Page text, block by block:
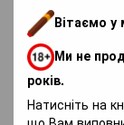
Вітаємо у
Ми не
років.
Натисніть на
Фортеця
Помірна.
Післясмак
Тривале,
Загальне
Пікантна